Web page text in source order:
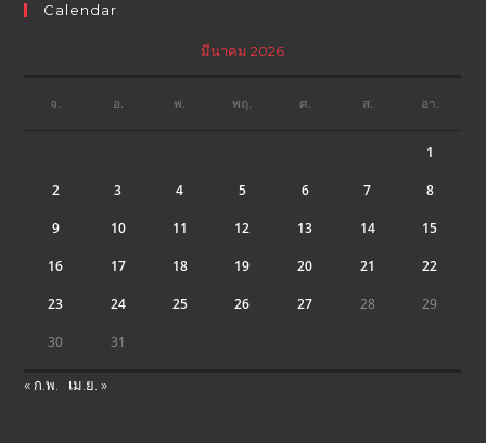
Calendar
มีนาคม 2026
จ. อ. พ. พฤ. ศ. ส. อา.
1
2 3 4 5 6 7 8
9 10 11 12 13 14 15
16 17 18 19 20 21 22
23 24 25 26 27 28 29
30 31
« ก.พ. เม.ย. »